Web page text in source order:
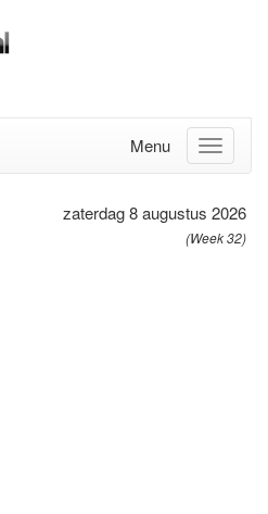
Menu
zaterdag 8 augustus 2026
(Week 32)